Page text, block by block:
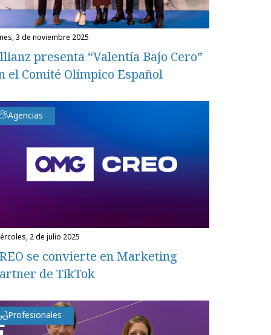
3 de noviembre 2025
presenta “Valentía Bajo Cero”
el Comité Olímpico Español
Agencias
2 de julio 2025
se convierte en Marketing
de TikTok
Profesionales